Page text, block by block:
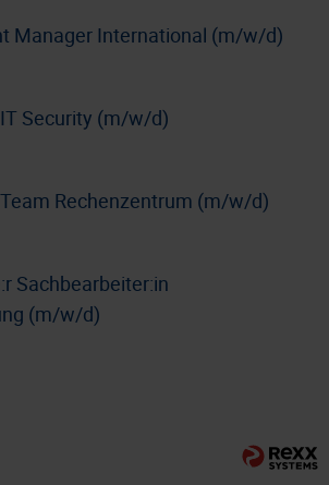
Manager International (m/w/d)
Security (m/w/d)
Rechenzentrum (m/w/d)
Sachbearbeiter:in
(m/w/d)